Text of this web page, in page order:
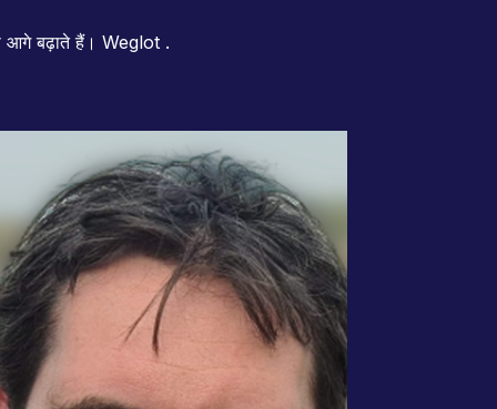
आगे बढ़ाते हैं। Weglot .
WordPress के
सॉफ्टवेयर
“हमने जिन उपकरणों का परीक्षण किया,
उनमें Weglot हमें कई भाषाओं में पूरी
तरह से अनुवादित वेबसाइट उपलब्ध कराने